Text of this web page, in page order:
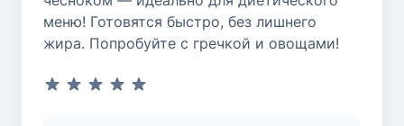
меню! Готовятся быстро, без лишнего
жира. Попробуйте с гречкой и овощами!